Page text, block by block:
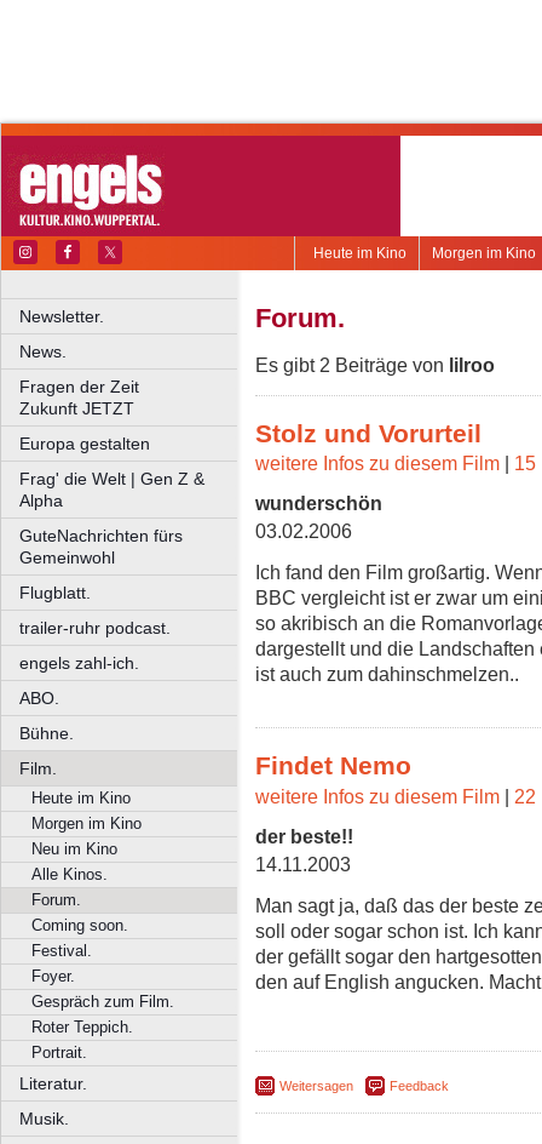
Morgen im Kino
Heute im Kino
Newsletter.
News.
Fragen der Zeit
Zukunft JETZT
Europa gestalten
Frag' die Welt | Gen Z &
Alpha
GuteNachrichten fürs
Gemeinwohl
Flugblatt.
trailer-ruhr podcast.
engels zahl-ich.
ABO.
Bühne.
Film.
Heute im Kino
Morgen im Kino
Neu im Kino
Alle Kinos.
Forum.
Coming soon.
Festival.
Foyer.
Gespräch zum Film.
Roter Teppich.
Portrait.
Literatur.
Musik.
Forum.
Es gibt 2 Beiträge von lilroo
Stolz und Vorurteil
weitere Infos zu diesem Film | 15
wunderschön
03.02.2006
Ich fand den Film großartig.
BBC vergleicht ist er zwar um
so akribisch an die
dargestellt und die
ist auch zum dahinschmelzen..
Findet Nemo
weitere Infos zu diesem Film | 22
der beste!!
14.11.2003
Man sagt ja, daß das der beste
soll oder sogar schon ist. Ich
der gefällt sogar den
den auf English angucken.
Weitersagen Feedback